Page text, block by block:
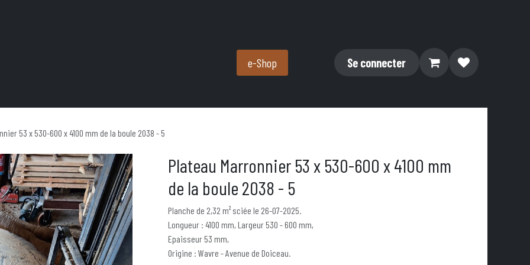
e-Shop Se connecter
53 x 530-600 x 4100 mm de la boule 2038 - 5
Plateau Marronnier 53 x 530-600 x 4100 mm
de la boule 2038 - 5
Planche de 2,32 m² sciée le 26-07-2025.
Longueur : 4100 mm, Largeur 530 - 600 mm,
Epaisseur 53 mm,
Origine : Wavre - Avenue de Doiceau.